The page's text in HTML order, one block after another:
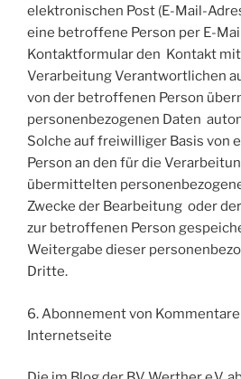
elektronischen Post (E-Mail-
eine betroffene Person per E-
Kontaktformular den Kontakt
Verarbeitung Verantwortlichen
von der betroffenen Person
personenbezogenen Daten
Solche auf freiwilliger Basis von
Person an den für die
übermittelten
Zwecke der Bearbeitung oder
zur betroffenen Person
Weitergabe dieser
Dritte.
6. Abonnement von
Internetseite